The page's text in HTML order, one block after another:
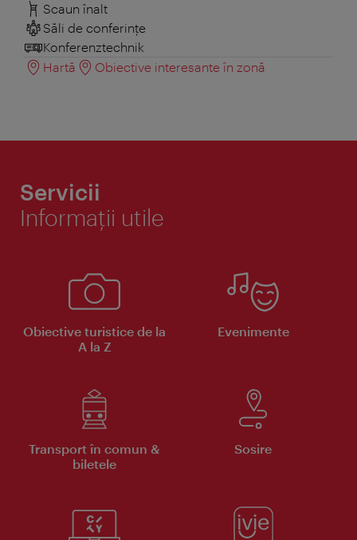
Scaun înalt
Săli de conferințe
Konferenztechnik
Hartă
Obiective interesante în zonă
Servicii
Informaţii utile
Obiective turistice de la
A la Z
Evenimente
Transport în comun &
biletele
Sosire